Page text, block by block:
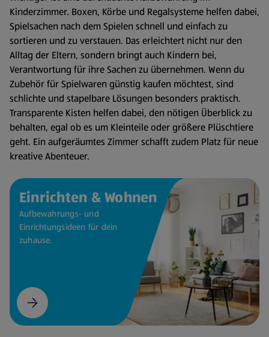
Kinderzimmer. Boxen, Körbe und Regalsysteme helfen dabei,
Spielsachen nach dem Spielen schnell und einfach zu
sortieren und zu verstauen. Das erleichtert nicht nur den
Alltag der Eltern, sondern bringt auch Kindern bei,
Verantwortung für ihre Sachen zu übernehmen. Wenn du
Zubehör für Spielwaren günstig kaufen möchtest, sind
schlichte und stapelbare Lösungen besonders praktisch.
Transparente Kisten helfen dabei, den nötigen Überblick zu
behalten, egal ob es um Kleinteile oder größere Plüschtiere
geht. Ein aufgeräumtes Zimmer schafft zudem Platz für neue
kreative Abenteuer.
Einrichten & Wohnen
Aufbewahrungs- und
Einrichtungsideen für dein
zuhause.